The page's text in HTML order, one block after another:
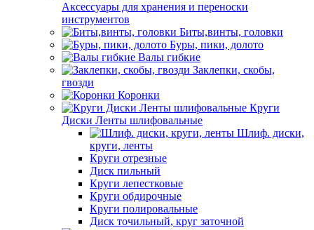
Аксессуары для хранения и переноски
инструментов
Биты,винты, головки
Буры, пики, долото
Валы гибкие
Заклепки, скобы,
гвозди
Коронки
Круги
Диски Ленты шлифовальные
Шлиф. диски,
круги, ленты
Круги отрезные
Диск пильный
Круги лепестковые
Круги обдирочные
Круги полировальные
Диск точильный, круг заточной